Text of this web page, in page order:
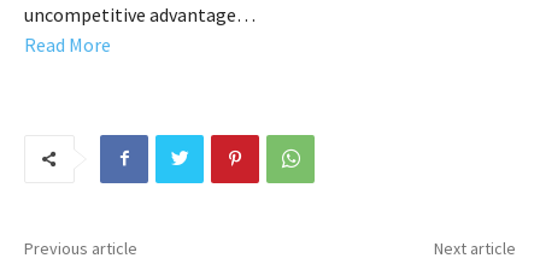
uncompetitive advantage…
Read More
Previous article Next article